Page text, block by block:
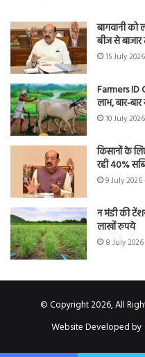
बागवानी को
बीज से
15 July
Farmers ID
लाभ, बार-
10 July
किसानों के
रही 40%
9 July 2026
न मंडी की
लाखों रुपये
8 July
© Copyright 2026, All
Website Developed by